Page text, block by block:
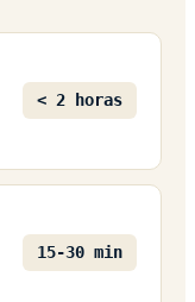
< 2 horas
15-30 min